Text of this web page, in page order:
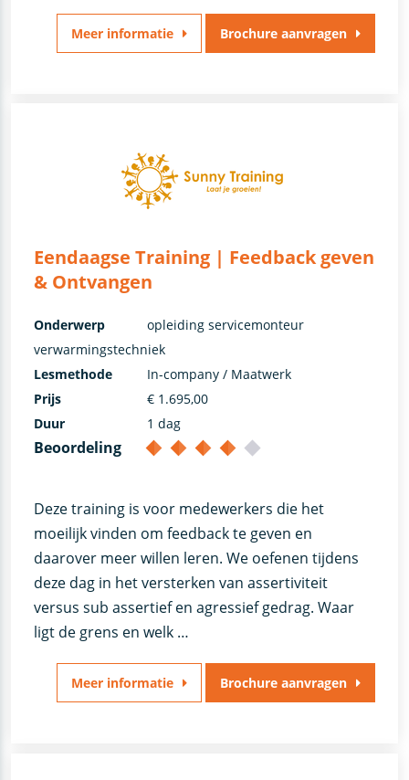
Meer informatie Brochure aanvragen
Eendaagse Training | Feedback geven
& Ontvangen
Deze training is voor medewerkers die het
moeilijk vinden om feedback te geven en
daarover meer willen leren. We oefenen tijdens
deze dag in het versterken van assertiviteit
versus sub assertief en agressief gedrag. Waar
ligt de grens en welk …
Onderwerp
opleiding servicemonteur
verwarmingstechniek
Lesmethode
In-company / Maatwerk
Prijs
€ 1.695,00
Duur
1 dag
Beoordeling
Meer informatie Brochure aanvragen